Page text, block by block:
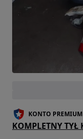
KONTO PREMIUM